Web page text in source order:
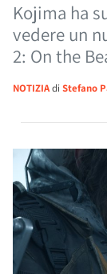
Kojima ha
vedere un
2: On the
NOTIZIAdi Stefano